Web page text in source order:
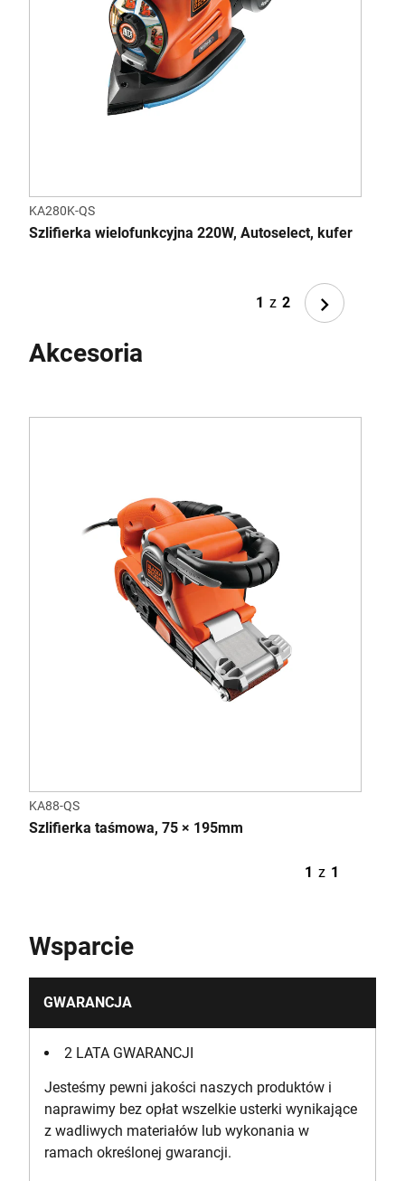
KA280K-QS
Szlifierka wielofunkcyjna 220W, Autoselect, kufer
1 z 2
Next
Akcesoria
KA88-QS
Szlifierka taśmowa, 75 × 195mm
1 z 1
Wsparcie
GWARANCJA
2 LATA GWARANCJI
Jesteśmy pewni jakości naszych produktów i
naprawimy bez opłat wszelkie usterki wynikające
z wadliwych materiałów lub wykonania w
ramach określonej gwarancji.